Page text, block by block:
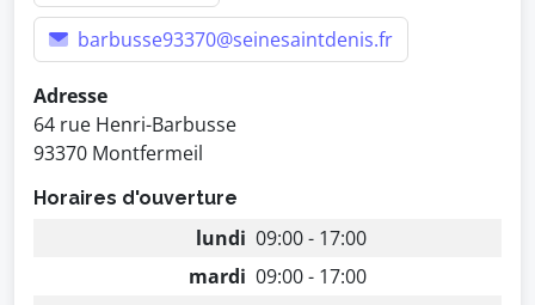
barbusse93370@seinesaintdenis.fr
Adresse
64 rue Henri-Barbusse
93370 Montfermeil
Horaires d'ouverture
lundi 09:00 - 17:00
mardi 09:00 - 17:00